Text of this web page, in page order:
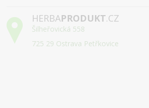
HERBAPRODUKT.CZ
Šilheřovická 558
725 29 Ostrava Petřkovice